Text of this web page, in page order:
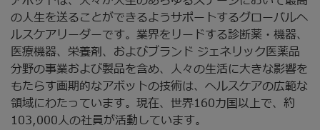
の人生を送ることができるようサポートするグローバルヘ
ルスケアリーダーです。業界をリードする診断薬・機器、
医療機器、栄養剤、およびブランド ジェネリック医薬品
分野の事業および製品を含め、人々の生活に大きな影響を
もたらす画期的なアボットの技術は、ヘルスケアの広範な
領域にわたっています。現在、世界160カ国以上で、約
103,000人の社員が活動しています。